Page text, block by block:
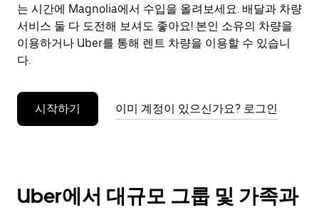
으
려
면
Esc
키
누
세
는 시간에 Magnolia에서 수입을 올려보세요. 배달과 차량
서비스 둘 다 도전해 보셔도 좋아요! 본인 소유의 차량을
이용하거나 Uber를 통해 렌트 차량을 이용할 수 있습니
다.
시작하기 이미 계정이 있으신가요? 로그인
Uber에서 대규모 그룹 및 가족과